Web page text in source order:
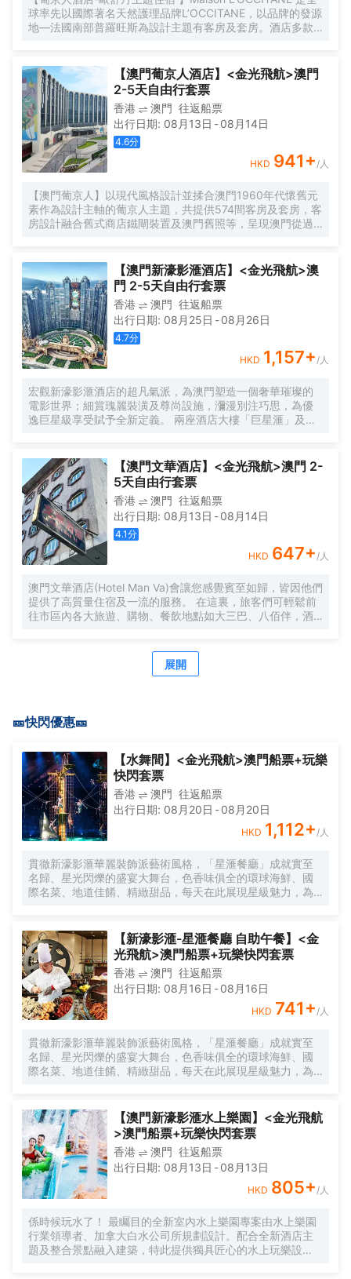
情享受我們提供給入住賓客免費使用的無邊際泳池。飽覽主
教山聖堂、優美海景及被驚豔的南灣湖景色包圍，在這個寧
了壯麗的南灣湖景色，讓您感受到與大自然的親密接觸。
球率先以國際著名天然護理品牌L’OCCITANE，以品牌的發源
地—法國南部普羅旺斯為設計主題有客房及套房。酒店多款
的獨特魅力和現代法國風情。【澳門葡京人酒店】<金光飛航>澳門
2-5天自由行套票
香港 澳門 往返船票
出行日期: 08月13日 -08月14日
4.6分
HKD 941+/人
【澳門葡京人】以現代風格設計並揉合澳門1960年代懷舊元
素作為設計主軸的葡京人主題，共提供574間客房及套房，客
房設計融合舊式商店鐵閘裝置及澳門舊照等，呈現澳門從過
【澳門新濠影滙酒店】<金光飛航>澳
門 2-5天自由行套票
香港 澳門 往返船票
出行日期: 08月25日 -08月26日
4.7分
HKD 1,157+/人
宏觀新濠影滙酒店的超凡氣派，為澳門塑造一個奢華璀璨的
電影世界；細賞瑰麗裝潢及尊尚設施，瀰漫別注巧思，為優
逸巨星級享受賦予全新定義。 兩座酒店大樓「巨星滙」及氣
凡氣度，一切由您主導。 在這裏，每分每秒都享受巨星度假
禮遇，或選擇於「漣」水療來一趟煥然身心之旅，或於薈萃
環球星級美食的多間食府享受多重感官盛宴，以及意想不到
的娛樂體驗，精彩連場，目不暇給。
【澳門文華酒店】<金光飛航>澳門 2-
5天自由行套票
香港 澳門 往返船票
出行日期: 08月13日 -08月14日
4.1分
HKD 647+/人
澳門文華酒店(Hotel Man Va)會讓您感覺賓至如歸，皆因他們
提供了高質量住宿及一流的服務。 在這裏，旅客們可輕鬆前
往市區內各大旅遊、購物、餐飲地點如大三巴、八佰伴，酒
展開
🎫快閃優惠🎫
【水舞間】<金光飛航>澳門船票+玩樂
快閃套票
香港 澳門 往返船票
出行日期: 08月20日 -08月20日
HKD 1,112+/人
貫徹新濠影滙華麗裝飾派藝術風格，「星滙餐廳」成就實至
名歸、星光閃爍的盛宴大舞台，色香味俱全的環球海鮮、國
際名菜、地道佳餚、精緻甜品，每天在此展現星級魅力，為
【新濠影滙-星滙餐廳 自助午餐】<金
光飛航>澳門船票+玩樂快閃套票
香港 澳門 往返船票
出行日期: 08月16日 -08月16日
HKD 741+/人
貫徹新濠影滙華麗裝飾派藝術風格，「星滙餐廳」成就實至
名歸、星光閃爍的盛宴大舞台，色香味俱全的環球海鮮、國
際名菜、地道佳餚、精緻甜品，每天在此展現星級魅力，為
【澳門新濠影滙水上樂園】<金光飛航
>澳門船票+玩樂快閃套票
香港 澳門 往返船票
出行日期: 08月13日 -08月13日
HKD 805+/人
係時候玩水了！ 最矚目的全新室內水上樂園專案由水上樂園
行業領導者、加拿大白水公司所規劃設計。配合全新酒店主
題及整合景點融入建築，特此提供獨具匠心的水上玩樂設